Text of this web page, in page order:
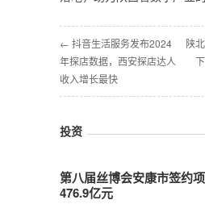
← 抖音生活服务发布2024
年探店数据，西安探店达人
收入增长最快
陕
投资
第八届丝博会安康市签约
476.9亿元